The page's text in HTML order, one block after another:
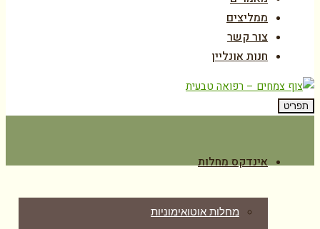
ממליצים
צור קשר
חנות אונליין
תפריט
אינדקס מחלות
מחלות אוטואימוניות